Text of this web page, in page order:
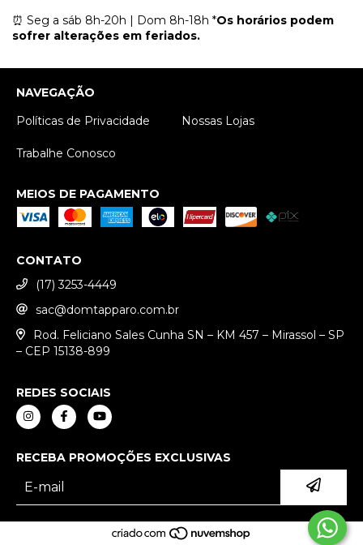
⏰ Seg a sáb 8h-20h | Dom 8h-18h *Os horários podem
sofrer alterações em feriados.
NAVEGAÇÃO
Políticas de Privacidade
Nossas Lojas
Trabalhe Conosco
MEIOS DE PAGAMENTO
CONTATO
(17) 3253-4449
sac@domtapparo.com.br
Rod. Feliciano Sales Cunha SN – KM 457 – Mirassol – SP
– CEP 15138-899
REDES SOCIAIS
RECEBA PROMOÇÕES EXCLUSIVAS